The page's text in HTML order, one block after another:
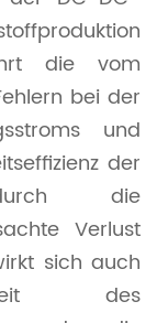
die vom
bei der
und
der
die
Verlust
sich auch
des